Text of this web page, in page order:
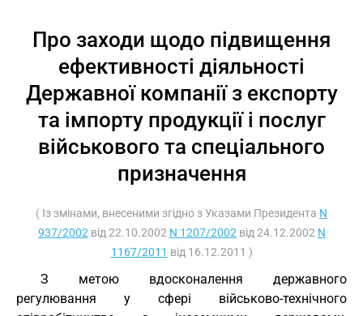
Про заходи щодо підвищення
ефективності діяльності
Державної компанії з експорту
та імпорту продукції і послуг
військового та спеціального
призначення
( Із змінами, внесеними згідно з Указами Президента N
937/2002 від 22.10.2002 N 1207/2002 від 24.12.2002 N
1167/2011 від 16.12.2011 )
З метою вдосконалення державного
регулювання у сфері військово-технічного